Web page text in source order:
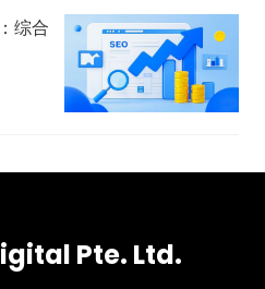
综合
Pte. Ltd.